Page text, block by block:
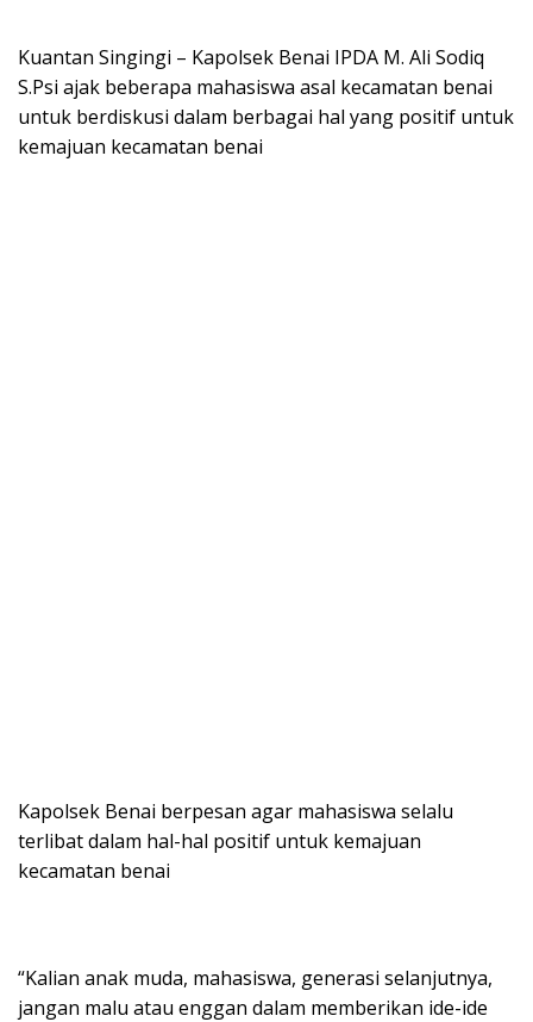
Kuantan Singingi – Kapolsek Benai IPDA M. Ali Sodiq
S.Psi ajak beberapa mahasiswa asal kecamatan benai
untuk berdiskusi dalam berbagai hal yang positif untuk
kemajuan kecamatan benai
Kapolsek Benai berpesan agar mahasiswa selalu
terlibat dalam hal-hal positif untuk kemajuan
kecamatan benai
“Kalian anak muda, mahasiswa, generasi selanjutnya,
jangan malu atau enggan dalam memberikan ide-ide